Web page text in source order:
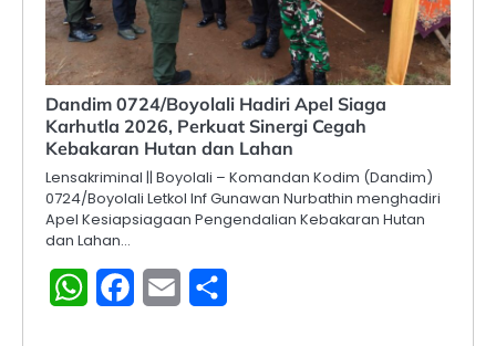
Dandim 0724/Boyolali Hadiri Apel Siaga
Karhutla 2026, Perkuat Sinergi Cegah
Kebakaran Hutan dan Lahan
Lensakriminal || Boyolali – Komandan Kodim (Dandim)
0724/Boyolali Letkol Inf Gunawan Nurbathin menghadiri
Apel Kesiapsiagaan Pengendalian Kebakaran Hutan
dan Lahan…
WhatsAppFacebook
Email